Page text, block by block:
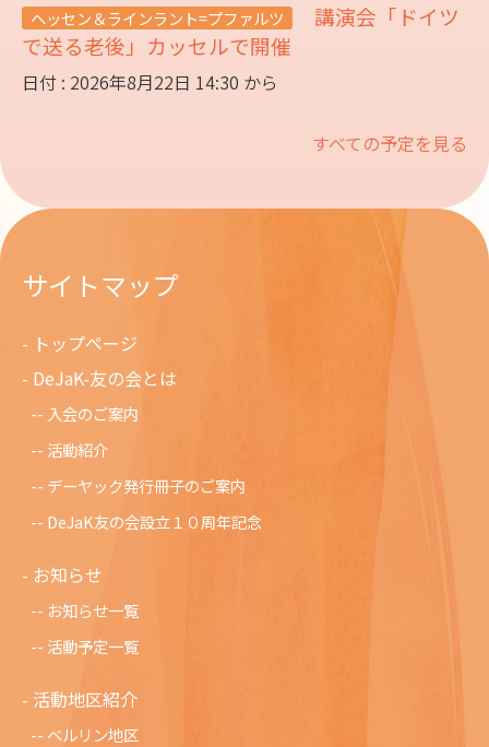
ヘッセン＆ラインラント=プファルツ
講演会「ドイツ
で送る老後」カッセルで開催
日付 : 2026年8月22日 14:30 から
すべての予定を見る
サイトマップ
トップページ
DeJaK-友の会とは
入会のご案内
活動紹介
デーヤック発行冊子のご案内
DeJaK友の会設立１０周年記念
お知らせ
お知らせ一覧
活動予定一覧
活動地区紹介
ベルリン地区